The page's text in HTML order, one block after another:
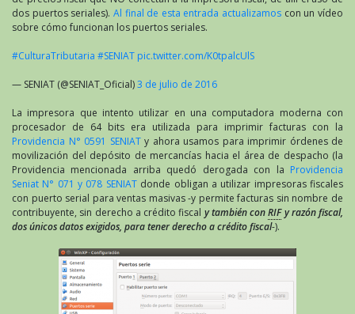
dos puertos seriales). Al final de esta entrada actualizamos con un vídeo
sobre cómo funcionan los puertos seriales.
#CulturaTributaria #SENIAT pic.twitter.com/K0tpalcUlS
— SENIAT (@SENIAT_Oficial)3 de julio de 2016
La impresora que intento utilizar en una computadora moderna con
procesador de 64 bits era utilizada para imprimir facturas con la
Providencia N° 0591 SENIATy ahora usamos para imprimir órdenes de
movilización del depósito de mercancías hacia el área de despacho (la
Providencia mencionada arriba quedó derogada con la Providencia
Seniat N° 071 y 078 SENIATdonde obligan a utilizar impresoras fiscales
con puerto serial para ventas masivas -y permite facturas sin nombre de
contribuyente, sin derecho a crédito fiscal y también conRIFy razón fiscal,
dos únicos datos exigidos, para tener derecho a crédito fiscal-).